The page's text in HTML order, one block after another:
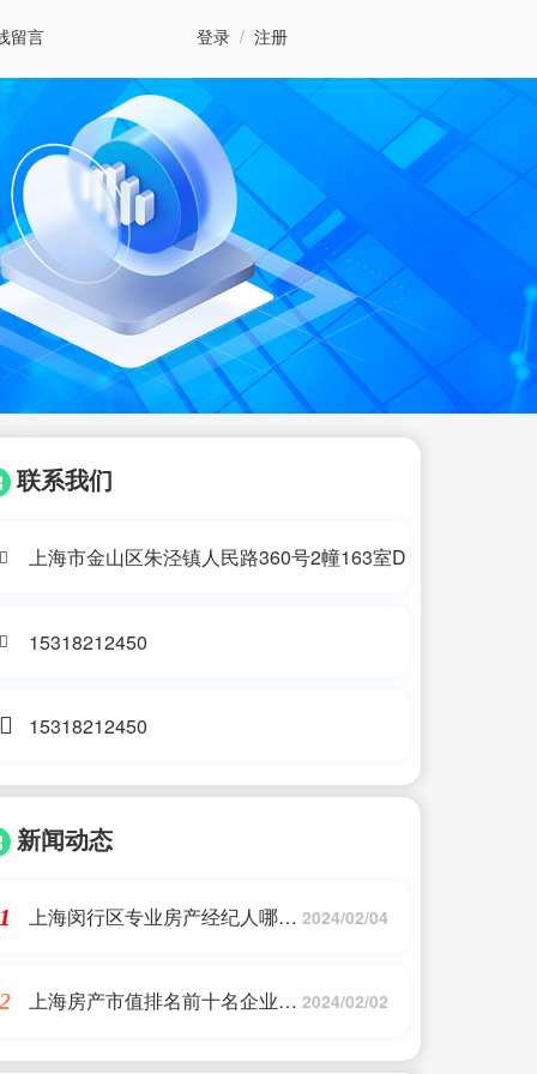
留言 登录 / 注册
联系我们
上海市金山区朱泾镇人民路360号2幢163室D
15318212450
15318212450
新闻动态
上海闵行区专业房产经纪人哪家
购房+拿经纪人佣金
2024/02/04
上海房产市值排名前十名企业,
楼盘
2024/02/02